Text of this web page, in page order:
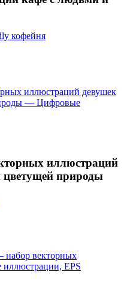
кофейня
иллюстраций
цветущей природы